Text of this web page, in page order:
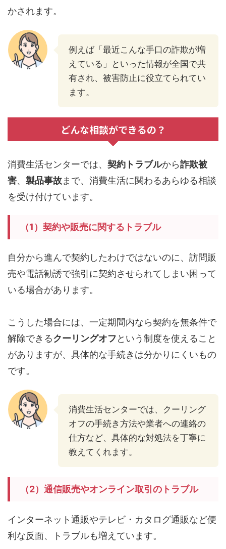
かされます。
例えば「最近こんな手口の詐欺が増
えている」といった情報が全国で共
有され、被害防止に役立てられてい
ます。
どんな相談ができるの？
消費生活センターでは、 契約トラブルから詐欺被
害、 製品事故まで、消費生活に関わるあらゆる相談
を受け付けています。
（1）契約や販売に関するトラブル
自分から進んで契約したわけではないのに、訪問販
売や電話勧誘で強引に契約させられてしまい困って
いる場合があります。
こうした場合には、一定期間内なら契約を無条件で
解除できるクーリングオフという制度を使えること
がありますが、具体的な手続きは分かりにくいもの
です。
消費生活センターでは、クーリング
オフの手続き方法や業者への連絡の
仕方など、具体的な対処法を丁寧に
教えてくれます。
（2）通信販売やオンライン取引のトラブル
インターネット通販やテレビ・カタログ通販など便
利な反面、トラブルも増えています。